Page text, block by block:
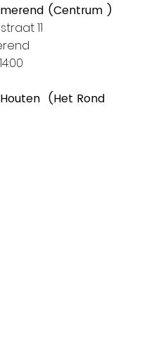
(Centrum )
11
(Het Rond